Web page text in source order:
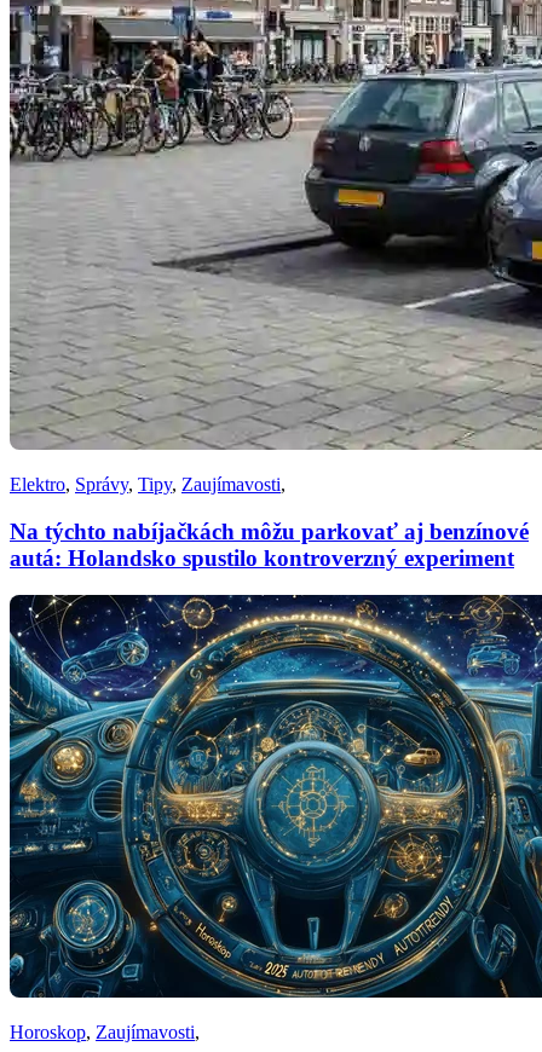
Elektro, Správy, Tipy, Zaujímavosti,
Na týchto nabíjačkách môžu parkovať aj benzínové
autá: Holandsko spustilo kontroverzný experiment
Horoskop, Zaujímavosti,